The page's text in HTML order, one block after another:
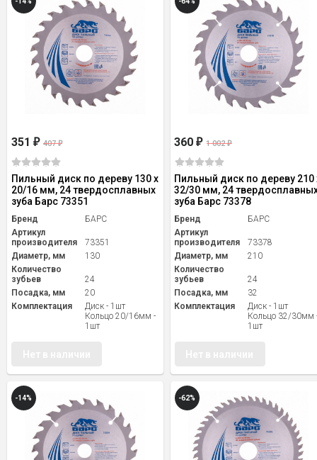
351 ₽ 407₽
Пильный диск по дереву 130 x
20/16 мм, 24 твердосплавных
зуба Барс 73351
Бренд
БАРС
Артикул
производителя
73351
Диаметр, мм
130
Количество
зубьев
24
Посадка, мм
20
Комплектация
Диск - 1шт
Кольцо 20/16мм -
1шт
360₽ 1 002₽
Пильный диск по дереву 210
32/30 мм, 24
зуба Барс 73378
Бренд
БАРС
Артикул
производителя
73378
Диаметр, мм
210
Количество
зубьев
24
Посадка, мм
32
Комплектация
Диск - 1шт
Кольцо 32/30мм
1шт
-14% -62%